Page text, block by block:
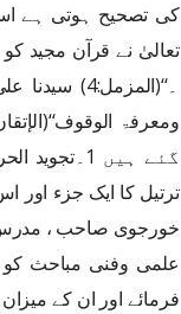
کی تصحیح ہوتی ہے
تعالیٰ نے قرآن مجید
ترتیل کا ایک جزء
خورجوی صاحب ،
علمی وفنی مباحث کو
فرمائے اور ان کے